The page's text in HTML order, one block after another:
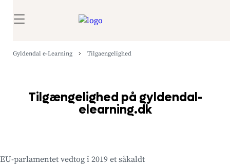
Gyldendal e-Learning Tilgaengelighed
Tilgængelighed på gyldendal-
elearning.dk
EU-parlamentet vedtog i 2019 et såkaldt